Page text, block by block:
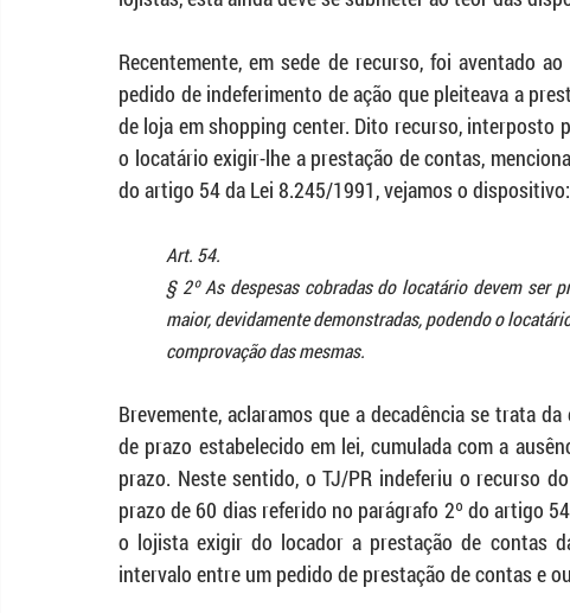
Recentemente, em sede de recurso, foi aventado
pedido de indeferimento de ação que pleiteava a
de loja em shopping center. Dito recurso,
o locatário exigir-lhe a prestação de contas,
do artigo 54 da Lei 8.245/1991, vejamos o dispositivo:
Art. 54.
§ 2º As despesas cobradas do locatário devem ser
maior, devidamente demonstradas, podendo o
comprovação das mesmas.
Brevemente, aclaramos que a decadência se trata
de prazo estabelecido em lei, cumulada com a
prazo. Neste sentido, o TJ/PR indeferiu o recurso
prazo de 60 dias referido no parágrafo 2º do artigo
o lojista exigir do locador a prestação de contas
intervalo entre um pedido de prestação de contas e